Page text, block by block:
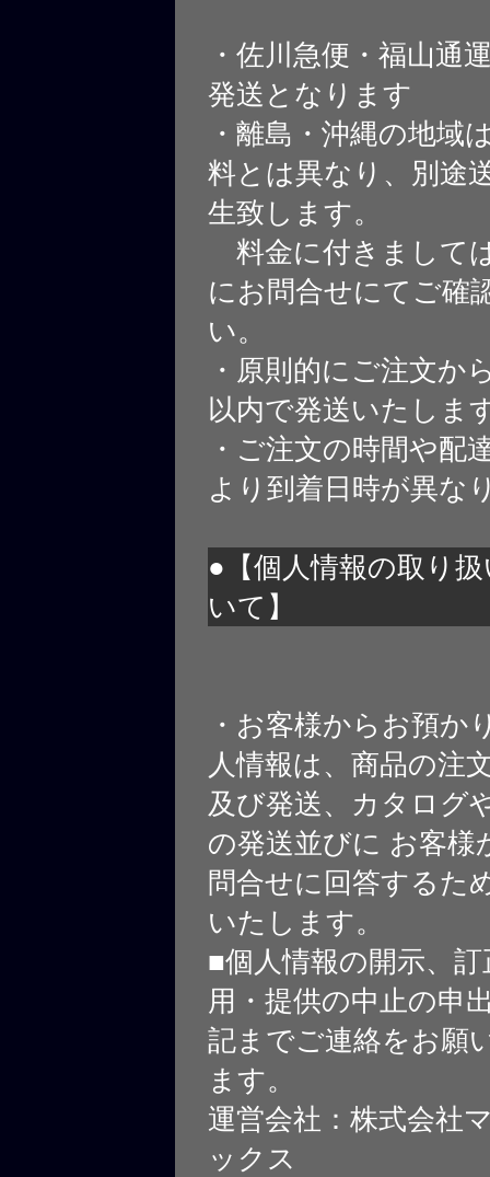
・佐川急便・福山通
発送となります
・離島・沖縄の地域
料とは異なり、別途
生致します。
料金に付きまして
にお問合せにてご確
い。
・原則的にご注文か
以内で発送いたしま
・ご注文の時間や配
より到着日時が異な
●【個人情報の取り
いて】
・お客様からお預か
人情報は、商品の注
及び発送、カタログ
の発送並びに お客様
問合せに回答するた
いたします。
■個人情報の開示、
用・提供の中止の申
記までご連絡をお願
ます。
運営会社：株式会社
ックス